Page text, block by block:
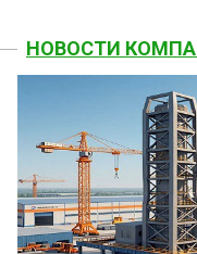
НОВОСТИ